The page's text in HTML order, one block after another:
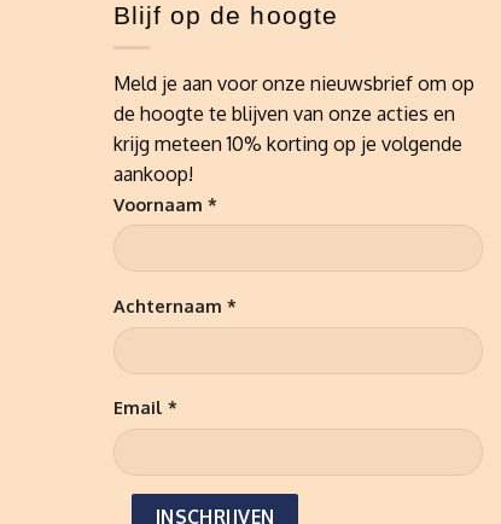
Blijf op de hoogte
Meld je aan voor onze nieuwsbrief om op
de hoogte te blijven van onze acties en
krijg meteen 10% korting op je volgende
aankoop!
Voornaam *
Achternaam *
Email *